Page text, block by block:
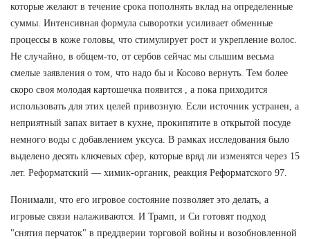
которые желают в течение срока пополнять вклад на определенные
суммы. Интенсивная формула сыворотки усиливает обменные
процессы в коже головы, что стимулирует рост и укрепление волос.
Не случайно, в общем-то, от сербов сейчас мы слышим весьма
смелые заявления о том, что надо бы и Косово вернуть. Тем более
скоро своя молодая картошечка появится , а пока приходится
использовать для этих целей привозную. Если источник устранен, а
неприятный запах витает в кухне, прокипятите в открытой посуде
немного воды с добавлением уксуса. В рамках исследования было
выделено десять ключевых сфер, которые вряд ли изменятся через 15
лет. Реформатский — химик-органик, реакция Реформатского 97.
Понимали, что его игровое состояние позволяет это делать, а
игровые связи налаживаются. И Трамп, и Си готовят подход
"снятия перчаток" в преддверии торговой войны и возобновленной